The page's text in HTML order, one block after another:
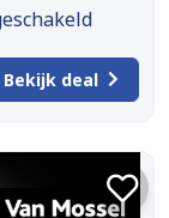
Bekijk deal